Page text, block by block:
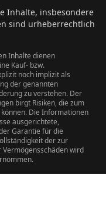
Inhalte, insbesondere
sind urheberrechtlich
Inhalte dienen
Kauf- bzw.
noch implizit als
der genannten
zu verstehen. Der
birgt Risiken, die zum
Die Informationen
ausgerichtete,
Garantie für die
der zur
wird